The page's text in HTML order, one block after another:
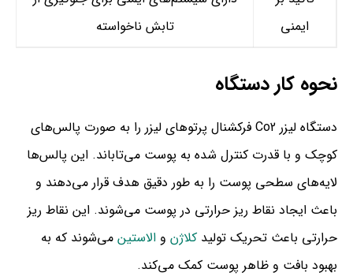
ایمنی
تابش ناخواسته
نحوه کار دستگاه
دستگاه لیزر Co2 فرکشنال پرتوهای لیزر را به صورت پالس‌های
کوچک و با قدرت کنترل شده به پوست می‌تاباند. این پالس‌ها
لایه‌های سطحی پوست را به طور دقیق هدف قرار می‌دهند و
باعث ایجاد نقاط ریز حرارتی در پوست می‌شوند. این نقاط ریز
حرارتی باعث تحریک تولید کلاژن و الاستین می‌شوند که به
بهبود بافت و ظاهر پوست کمک می‌کند.